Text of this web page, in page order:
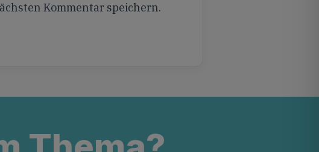
Kommentar speichern.